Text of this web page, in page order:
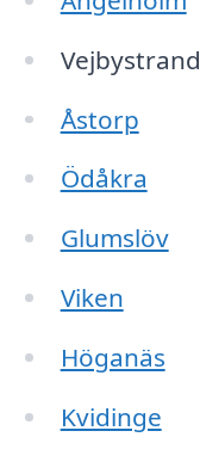
Vejbystrand
Åstorp
Ödåkra
Glumslöv
Viken
Höganäs
Kvidinge